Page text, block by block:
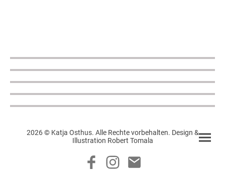
2026 © Katja Osthus. Alle Rechte vorbehalten. Design &
Illustration Robert Tomala